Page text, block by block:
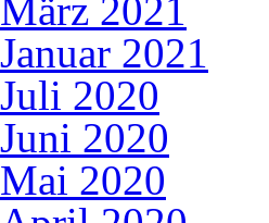
März 2021
Januar 2021
Juli 2020
Juni 2020
Mai 2020